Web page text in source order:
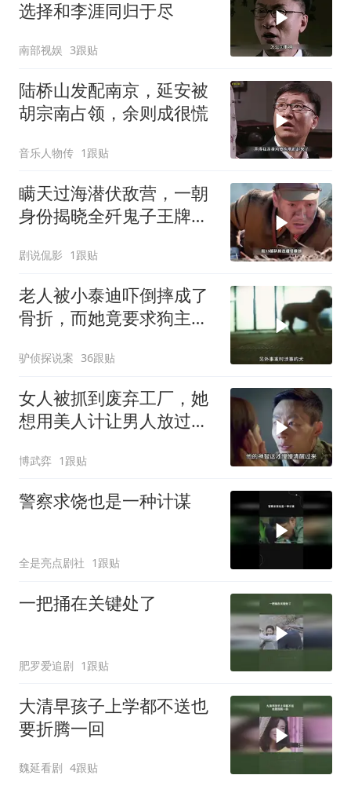
选择和李涯同归于尽
南部视娱 3跟贴
陆桥山发配南京，延安被
胡宗南占领，余则成很慌
音乐人物传 1跟贴
瞒天过海潜伏敌营，一朝
身份揭晓全歼鬼子王牌部
剧说侃影 1跟贴
老人被小泰迪吓倒摔成了
骨折，而她竟要求狗主人
驴侦探说案 36跟贴
女人被抓到废弃工厂，她
想用美人计让男人放过自
博武弈 1跟贴
警察求饶也是一种计谋
全是亮点剧社 1跟贴
一把捅在关键处了
肥罗爱追剧 1跟贴
大清早孩子上学都不送也
要折腾一回
魏延看剧 4跟贴